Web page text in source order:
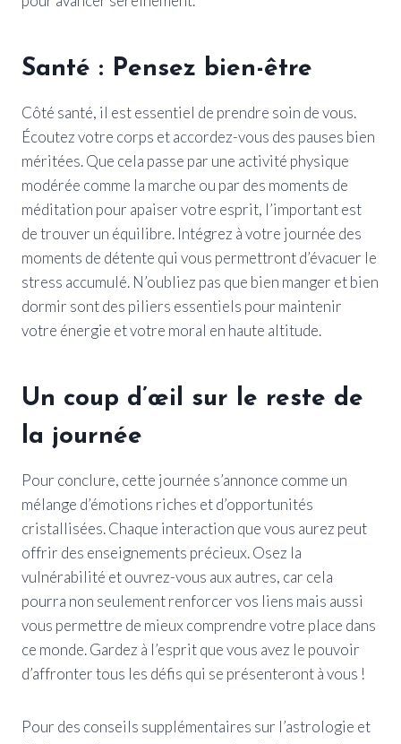
Santé : Pensez bien-être
Côté santé, il est essentiel de prendre soin de vous.
Écoutez votre corps et accordez-vous des pauses bien
méritées. Que cela passe par une activité physique
modérée comme la marche ou par des moments de
méditation pour apaiser votre esprit, l’important est
de trouver un équilibre. Intégrez à votre journée des
moments de détente qui vous permettront d’évacuer le
stress accumulé. N’oubliez pas que bien manger et bien
dormir sont des piliers essentiels pour maintenir
votre énergie et votre moral en haute altitude.
Un coup d’œil sur le reste de
la journée
Pour conclure, cette journée s’annonce comme un
mélange d’émotions riches et d’opportunités
cristallisées. Chaque interaction que vous aurez peut
offrir des enseignements précieux. Osez la
vulnérabilité et ouvrez-vous aux autres, car cela
pourra non seulement renforcer vos liens mais aussi
vous permettre de mieux comprendre votre place dans
ce monde. Gardez à l’esprit que vous avez le pouvoir
d’affronter tous les défis qui se présenteront à vous !
Pour des conseils supplémentaires sur l’astrologie et